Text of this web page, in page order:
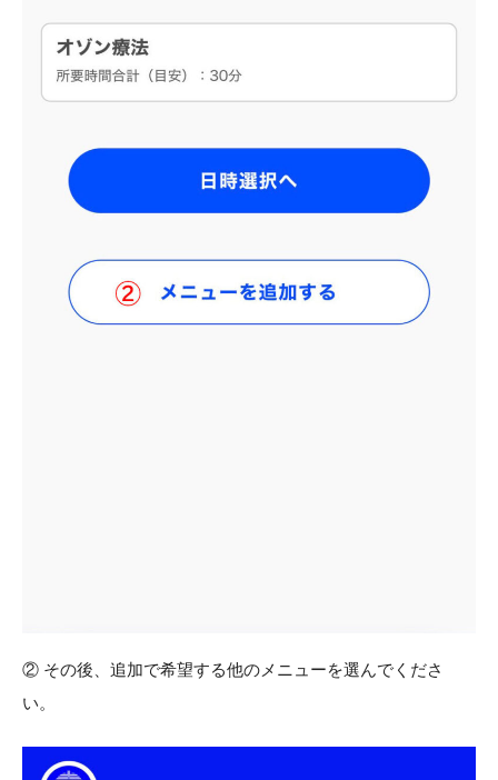
② その後、追加で希望する他のメニューを選んでくださ
い。